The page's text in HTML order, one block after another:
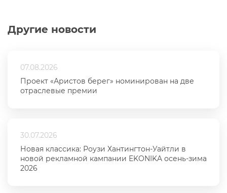
Другие новости
07.08.2026
Проект «Аристов берег» номинирован на две
отраслевые премии
30.07.2026
Новая классика: Роузи Хантингтон-Уайтли в
новой рекламной кампании EKONIKA осень-зима
2026